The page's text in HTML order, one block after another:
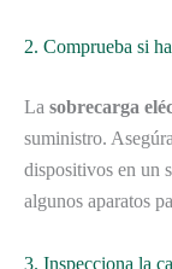
2. Comprueba si
La sobrecarga
suministro.
dispositivos en un
algunos aparatos
3. Inspecciona la